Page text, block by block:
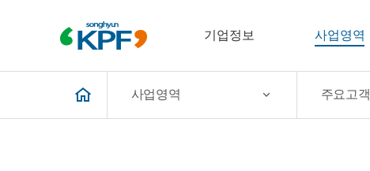
기업정보 사업영역
사업영역 주요고객